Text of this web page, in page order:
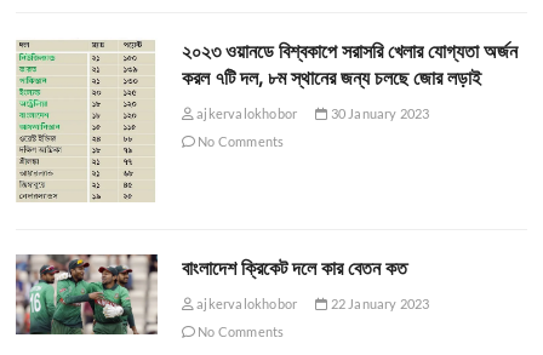
২০২৩ ওয়ানডে বিশ্বকাপে সরাসরি খেলার যোগ্যতা অর্জন
করল ৭টি দল, ৮ম স্থানের জন্য চলছে জোর লড়াই
ajkervalokhobor
30 January 2023
No Comments
বাংলাদেশ ক্রিকেট দলে কার বেতন কত
ajkervalokhobor
22 January 2023
No Comments